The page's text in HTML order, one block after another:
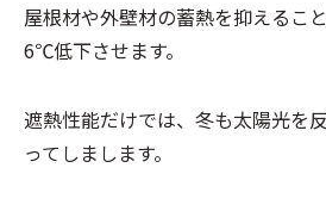
屋根材や外壁材の蓄熱を抑えるこ
6℃低下させます。
遮熱性能だけでは、冬も太陽光を
ってしまします。